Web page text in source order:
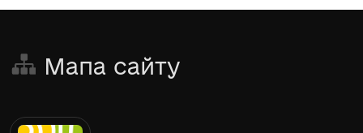
Мапа сайту